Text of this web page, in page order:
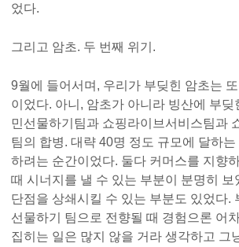
었다.
그리고 암초. 두 번째 위기.
9월에 들어서며, 우리가 부딪힌 암초는
이었다. 아니, 암초가 아니라 빙산에 부딪
민선물하기팀과 쇼핑라이브서비스팀과
팀의 합병. 대략 40명 정도 규모에 달하
하려는 순간이었다. 둘다 커머스를 지향
때 시너지를 낼 수 있는 부분이 분명히 보
단점을 상쇄시킬 수 있는 부분도 있었다.
선물하기 팀으로 전향될 때 경험으론 어
집히는 일은 많지 않을 거라 생각하고 그